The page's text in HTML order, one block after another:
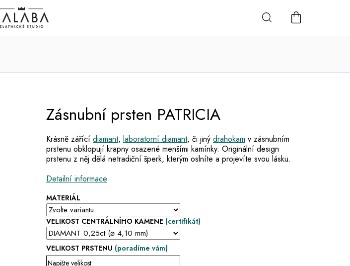
NÁKUPNÍ
MATERIÁL
VELIKOST CENTRÁLNÍHO KAMENE (certifikát)
VELIKOST PRSTENU (poradíme vám)
Krásně zářící diamant, laboratorní diamant, či jiný drahokam v zásnubním
prstenu obklopují krapny osazené menšími kamínky. Originální design
prstenu z něj dělá netradiční šperk, kterým oslníte a projevíte svou lásku.
Detailní informace
Zásnubní prsten PATRICIA